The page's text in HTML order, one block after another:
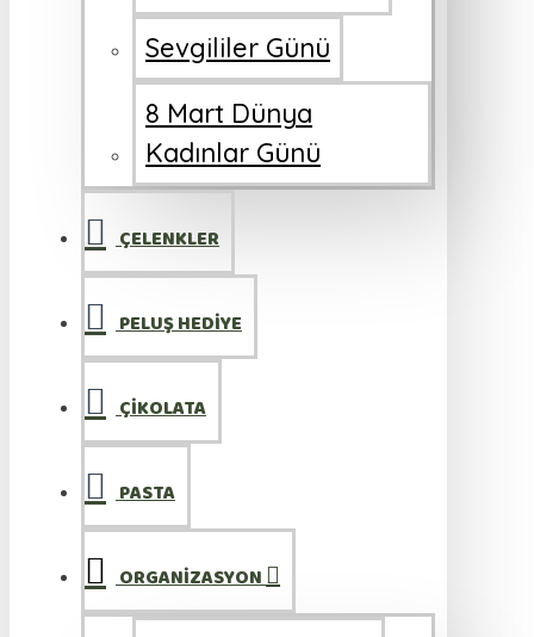
Sevgililer Günü
8 Mart Dünya
Kadınlar Günü
ÇELENKLER
PELUŞ HEDİYE
ÇİKOLATA
PASTA
ORGANİZASYON